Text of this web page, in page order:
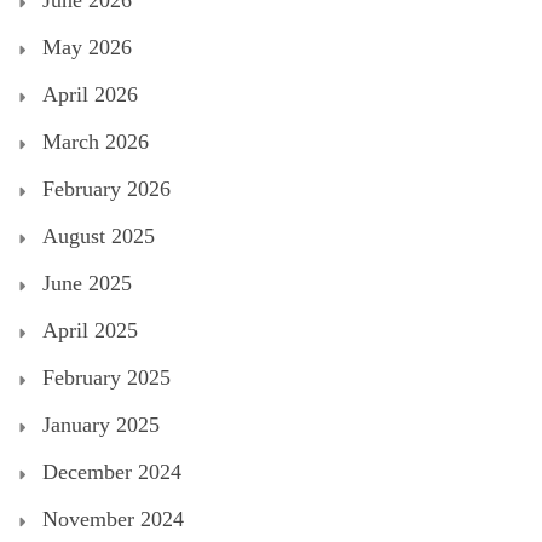
May 2026
April 2026
March 2026
February 2026
August 2025
June 2025
April 2025
February 2025
January 2025
December 2024
November 2024